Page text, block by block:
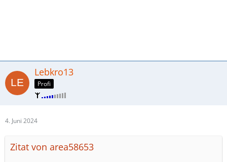
Lebkro13
Profi
4. Juni 2024
Zitat von area58653